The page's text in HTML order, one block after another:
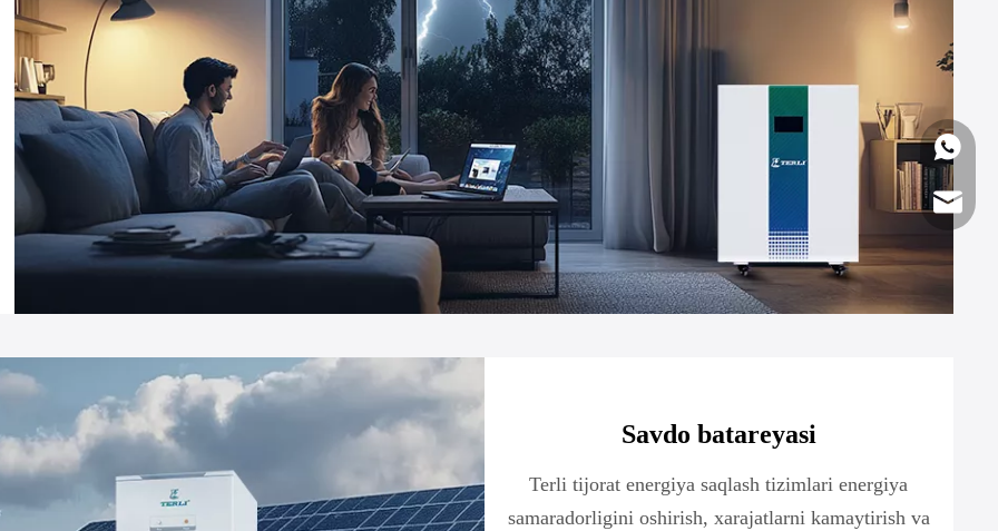
Savdo batareyasi
Terli tijorat energiya saqlash tizimlari energiya
samaradorligini oshirish, xarajatlarni kamaytirish va
Whatsapp
Elektron